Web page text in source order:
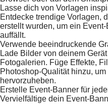
Lasse dich von Vorlagen
Entdecke trendige Vorlagen,
erstellt wurden, um ein
auffällt.
Verwende beeindruckende
Lade Bilder von deinem
Fotogalerien. Füge Effekte,
Photoshop-Qualität hinzu,
hervorzuheben.
Erstelle Event-Banner für
Vervielfältige dein Event-